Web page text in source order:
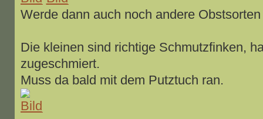
Werde dann auch noch andere
Die kleinen sind richtige Schmutzfinken,
zugeschmiert.
Muss da bald mit dem Putztuch ran.